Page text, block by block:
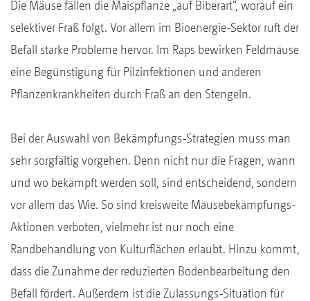
Die Mäuse fällen die Maispflanze „auf Biberart“, worauf ein
selektiver Fraß folgt. Vor allem im Bioenergie-Sektor ruft der
Befall starke Probleme hervor. Im Raps bewirken Feldmäuse
eine Begünstigung für Pilzinfektionen und anderen
Pflanzenkrankheiten durch Fraß an den Stengeln.
Bei der Auswahl von Bekämpfungs-Strategien muss man
sehr sorgfältig vorgehen. Denn nicht nur die Fragen, wann
und wo bekämpft werden soll, sind entscheidend, sondern
vor allem das Wie. So sind kreisweite Mäusebekämpfungs-
Aktionen verboten, vielmehr ist nur noch eine
Randbehandlung von Kulturflächen erlaubt. Hinzu kommt,
dass die Zunahme der reduzierten Bodenbearbeitung den
Befall fördert. Außerdem ist die Zulassungs-Situation für